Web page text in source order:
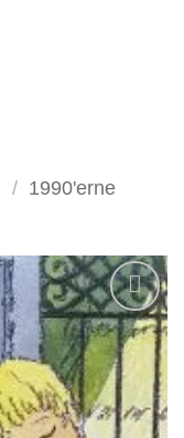
/ 1990'erne
Tilføj
som
favorit